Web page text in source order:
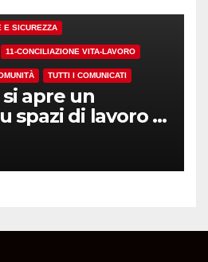
E SICUREZZA
11-CONCILIAZIONE VITA-LAVORO
TUTTI I COMUNICATI
apre un
spazi di lavoro e